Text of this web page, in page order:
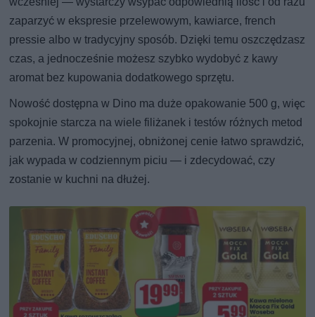
zaparzyć w ekspresie przelewowym, kawiarce, french
pressie albo w tradycyjny sposób. Dzięki temu oszczędzasz
czas, a jednocześnie możesz szybko wydobyć z kawy
aromat bez kupowania dodatkowego sprzętu.
Nowość dostępna w Dino ma duże opakowanie 500 g, więc
spokojnie starcza na wiele filiżanek i testów różnych metod
parzenia. W promocyjnej, obniżonej cenie łatwo sprawdzić,
jak wypada w codziennym piciu — i zdecydować, czy
zostanie w kuchni na dłużej.